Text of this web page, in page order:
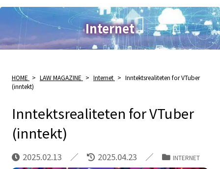
Internet
HOME > LAW MAGAZINE > Internet > Inntektsrealiteten for VTuber
(inntekt)
Inntektsrealiteten for VTuber
(inntekt)
2025.02.13 2025.04.23 INTERNET